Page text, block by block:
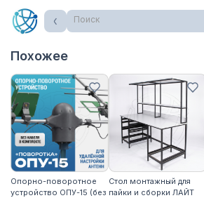
Поиск
Похожее
Опорно-поворотное
устройство ОПУ-15 (без
Стол монтажный для
пайки и сборки ЛАЙТ